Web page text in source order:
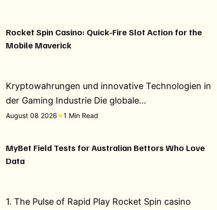
Rocket Spin Casino: Quick‑Fire Slot Action for the
Mobile Maverick
Kryptowahrungen und innovative Technologien in
der Gaming Industrie Die globale…
August 08 2026 1 Min Read
MyBet Field Tests for Australian Bettors Who Love
Data
1. The Pulse of Rapid Play Rocket Spin casino